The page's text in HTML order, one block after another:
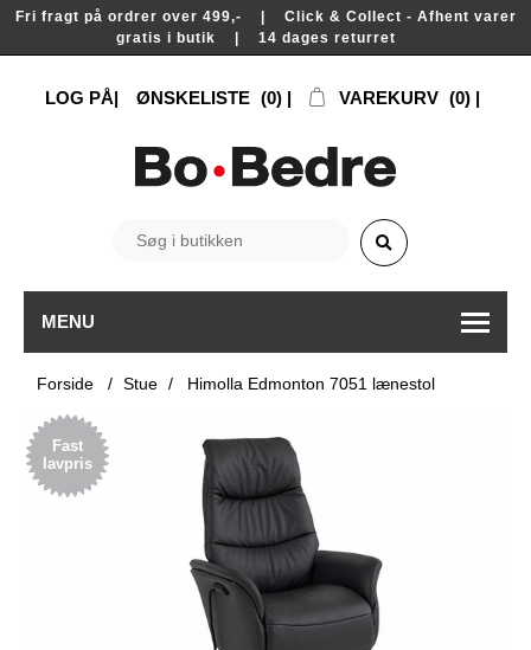
Fri fragt på ordrer over 499,- | Click & Collect - Afhent varer
gratis i butik | 14 dages returret
LOG PÅ ØNSKELISTE (0) VAREKURV (0)
MENU
Forside / Stue / Himolla Edmonton 7051 lænestol
Fast
lavpris